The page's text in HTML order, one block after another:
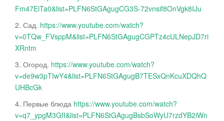
Fm47EiTa0&list=PLFN6StGAgugCG3S-72vnsif8OnVgk8IJu
2. Сад. https://www.youtube.com/watch?
v=0TQw_FVsppM&list=PLFN6StGAgugCGPTz4cULNepJD7ri
XRntm
3. Огород. https://www.youtube.com/watch?
v=de9w3pTIwY4&list=PLFN6StGAgugB7TESxQnKcuXDQhQ
UHBcGk
4. Первые блюда https://www.youtube.com/watch?
v=q7_ypgM3GfI&list=PLFN6StGAgugBsbSoWyU7rzdYB2iWn